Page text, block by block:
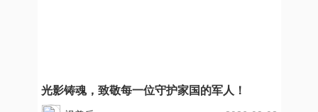
光影铸魂，致敬每一位守护家国的军人！